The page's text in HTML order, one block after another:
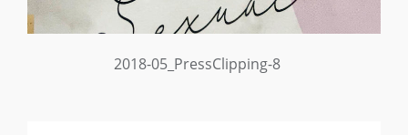
2018-05_PressClipping-8